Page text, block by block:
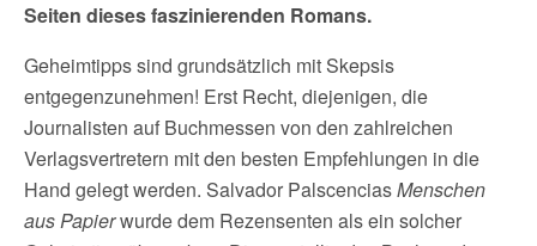
Seiten dieses faszinierenden Romans.
Geheimtipps sind grundsätzlich mit Skepsis
entgegenzunehmen! Erst Recht, diejenigen, die
Journalisten auf Buchmessen von den zahlreichen
Verlagsvertretern mit den besten Empfehlungen in die
Hand gelegt werden. Salvador PalscenciasMenschen
aus Papierwurde dem Rezensenten als ein solcher